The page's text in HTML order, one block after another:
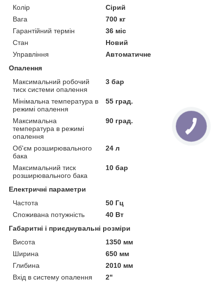
Колір
Сірий
Вага
700 кг
Гарантійний термін
36 міс
Стан
Новий
Управління
Автоматичне
Опалення
Максимальний робочий
тиск системи опалення
3 бар
Мінімальна температура в
режимі опалення
55 град.
Максимальна
температура в режимі
опалення
90 град.
Об'єм розширювального
бака
24 л
Максимальний тиск
розширювального бака
10 бар
Електричні параметри
Частота
50 Гц
Споживана потужність
40 Вт
Габаритні і приєднувальні розміри
Висота
1350 мм
Ширина
650 мм
Глибина
2010 мм
Вхід в систему опалення
2"